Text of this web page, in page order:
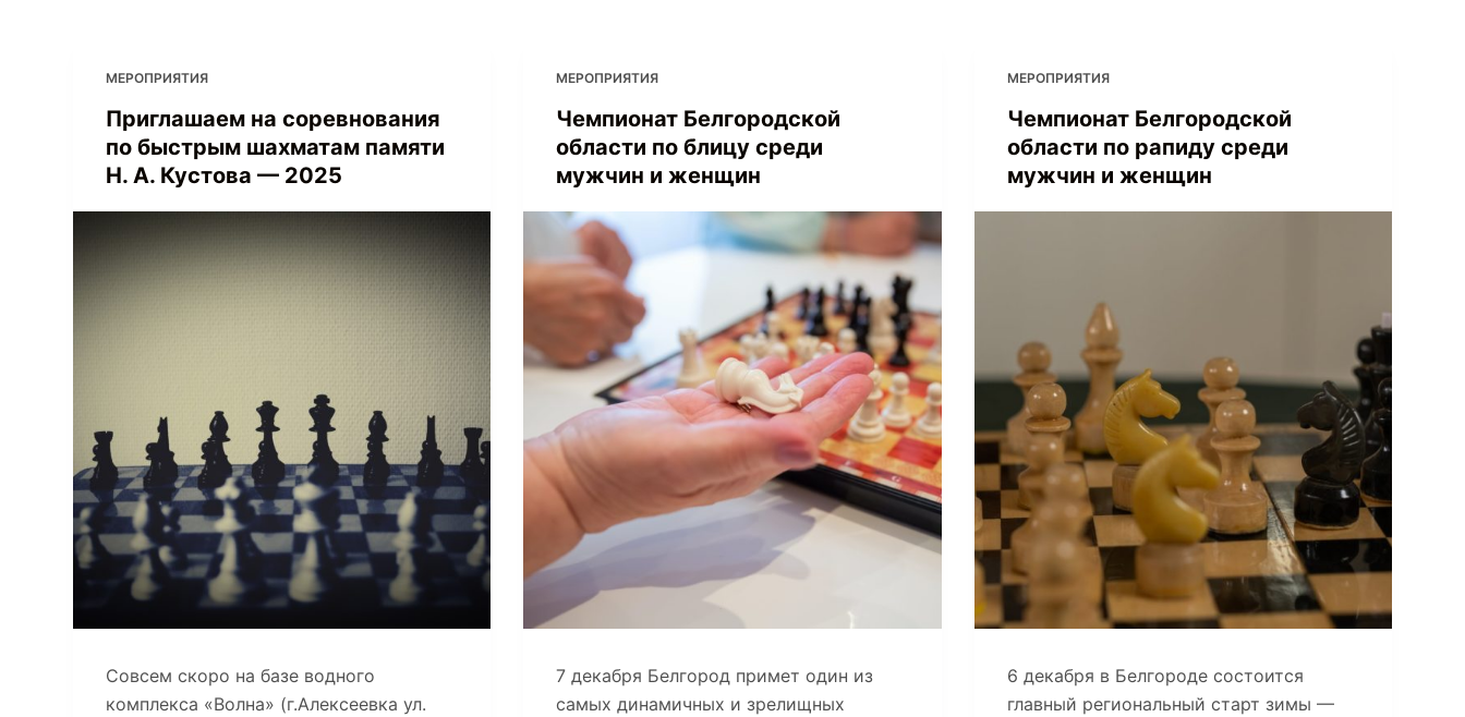
МЕРОПРИЯТИЯ
Приглашаем на соревнования
по быстрым шахматам памяти
Н. А. Кустова — 2025
Совсем скоро на базе водного
комплекса «Волна» (г.Алексеевка ул.
МЕРОПРИЯТИЯ
Чемпионат Белгородской
области по блицу среди
мужчин и женщин
7 декабря Белгород примет один из
самых динамичных и зрелищных
МЕРОПРИЯТИЯ
Чемпионат Белгородской
области по рапиду среди
мужчин и женщин
6 декабря в Белгороде состоится
главный региональный старт зимы —